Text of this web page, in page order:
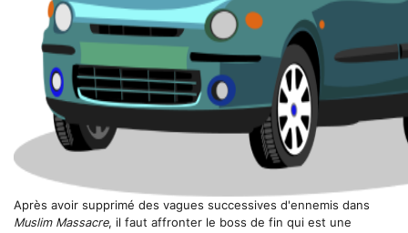
Après avoir supprimé des vagues successives d'ennemis dans
Muslim Massacre, il faut affronter le boss de fin qui est une